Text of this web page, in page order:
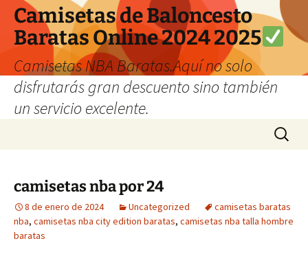
Camisetas de Baloncesto
Baratas Online 2024 2025
Camisetas NBA Baratas.Aquí no solo
disfrutarás gran descuento sino también
un servicio excelente.
Buscar:
camisetas nba por 24
8 de enero de 2024 Uncategorized
camisetas baratas
nba, camisetas nba city edition baratas, camisetas nba talla hombre
baratas